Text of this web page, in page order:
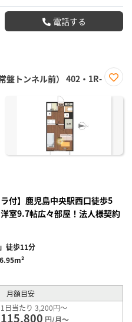
電話する
盤トンネル前） 402・1R-
に入
付】鹿児島中央駅西口徒歩5
室9.7帖広々部屋！法人様契約
徒歩11分
月額目安
1日当たり 3,200円～
115,800 円/月～